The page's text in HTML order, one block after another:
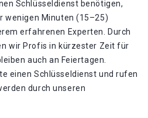
Schlüsseldienst benötigen,
wenigen Minuten (15–25)
erfahrenen Experten. Durch
wir Profis in kürzester Zeit für
auch an Feiertagen.
einen Schlüsseldienst und rufen
durch unseren